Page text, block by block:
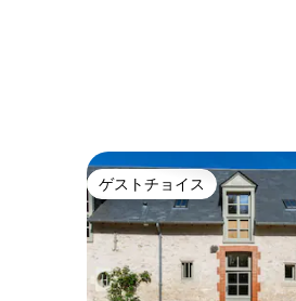
ゲストチョイス
ゲストチョイス